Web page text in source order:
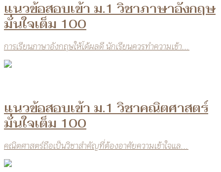
แนวข้อสอบเข้า ม.1 วิชาภาษาอังกฤษ
มั่นใจเต็ม 100
การเรียนภาษาอังกฤษให้ได้ผลดี นักเรียนควรทำความเข้า...
แนวข้อสอบเข้า ม.1 วิชาคณิตศาสตร์
มั่นใจเต็ม 100
คณิตศาสตร์ถือเป็นวิชาสำคัญที่ต้องอาศัยความเข้าใจแล...